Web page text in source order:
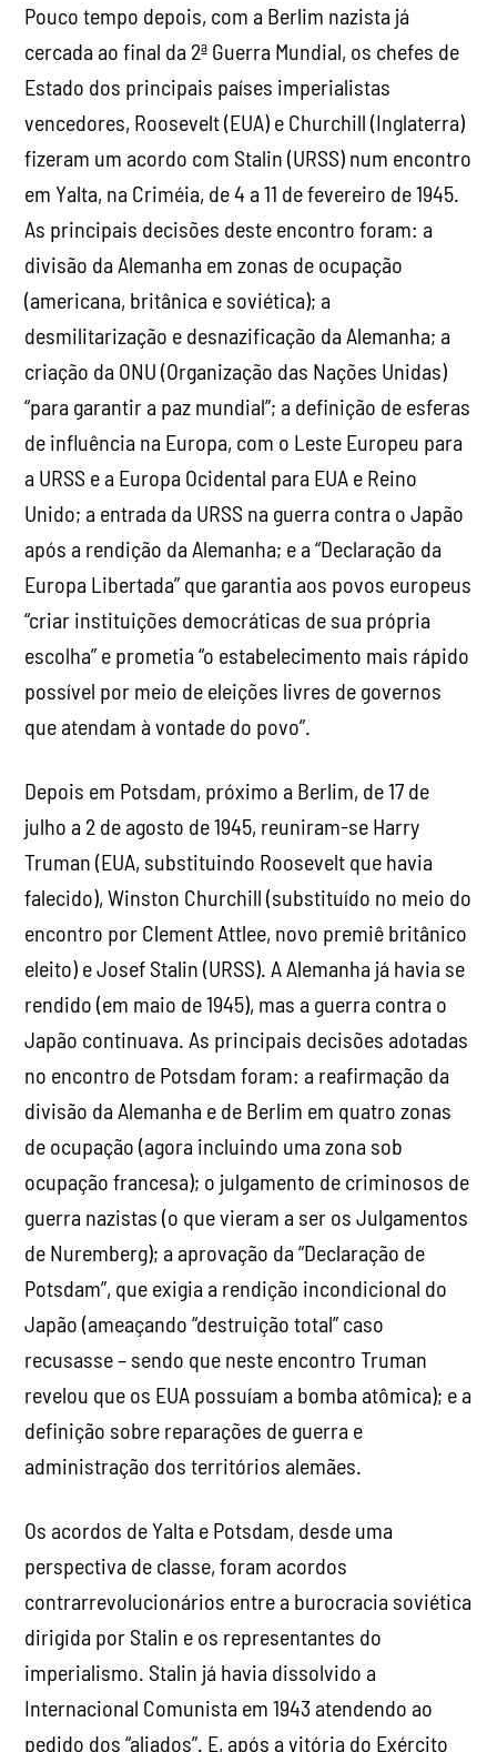
Pouco tempo depois, com a Berlim nazista já
cercada ao final da 2ª Guerra Mundial, os chefes de
Estado dos principais países imperialistas
vencedores, Roosevelt (EUA) e Churchill (Inglaterra)
fizeram um acordo com Stalin (URSS) num encontro
em Yalta, na Criméia, de 4 a 11 de fevereiro de 1945.
As principais decisões deste encontro foram: a
divisão da Alemanha em zonas de ocupação
(americana, britânica e soviética); a
desmilitarização e desnazificação da Alemanha; a
criação da ONU (Organização das Nações Unidas)
“para garantir a paz mundial”; a definição de esferas
de influência na Europa, com o Leste Europeu para
a URSS e a Europa Ocidental para EUA e Reino
Unido; a entrada da URSS na guerra contra o Japão
após a rendição da Alemanha; e a “Declaração da
Europa Libertada” que garantia aos povos europeus
“criar instituições democráticas de sua própria
escolha” e prometia “o estabelecimento mais rápido
possível por meio de eleições livres de governos
que atendam à vontade do povo”.
Depois em Potsdam, próximo a Berlim, de 17 de
julho a 2 de agosto de 1945, reuniram-se Harry
Truman (EUA, substituindo Roosevelt que havia
falecido), Winston Churchill (substituído no meio do
encontro por Clement Attlee, novo premiê britânico
eleito) e Josef Stalin (URSS). A Alemanha já havia se
rendido (em maio de 1945), mas a guerra contra o
Japão continuava. As principais decisões adotadas
no encontro de Potsdam foram: a reafirmação da
divisão da Alemanha e de Berlim em quatro zonas
de ocupação (agora incluindo uma zona sob
ocupação francesa); o julgamento de criminosos de
guerra nazistas (o que vieram a ser os Julgamentos
de Nuremberg); a aprovação da “Declaração de
Potsdam”, que exigia a rendição incondicional do
Japão (ameaçando “destruição total” caso
recusasse – sendo que neste encontro Truman
revelou que os EUA possuíam a bomba atômica); e a
definição sobre reparações de guerra e
administração dos territórios alemães.
Os acordos de Yalta e Potsdam, desde uma
perspectiva de classe, foram acordos
contrarrevolucionários entre a burocracia soviética
dirigida por Stalin e os representantes do
imperialismo. Stalin já havia dissolvido a
Internacional Comunista em 1943 atendendo ao
pedido dos “aliados”. E, após a vitória do Exército